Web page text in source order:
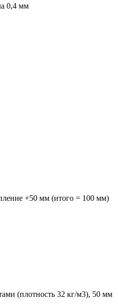
0,4 мм
+50 мм (итого = 100 мм)
(плотность 32 кг/м3), 50 мм